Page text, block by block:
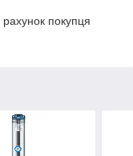
покупця